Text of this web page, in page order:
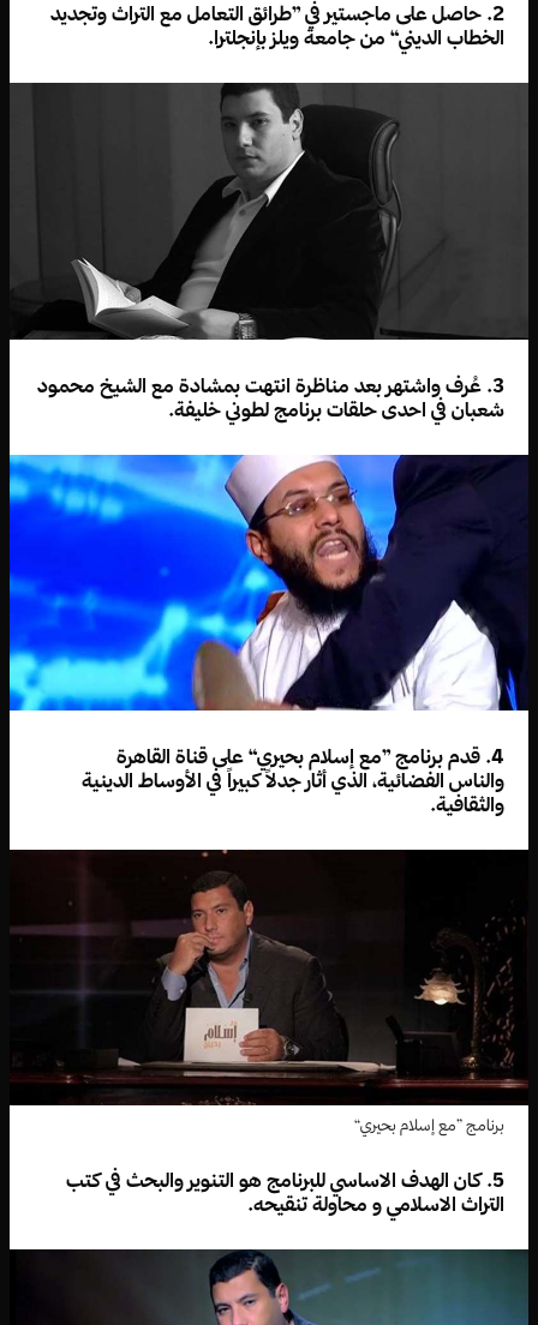
2. حاصل على ماجستير في ”طرائق التعامل مع التراث وتجديد
الخطاب الديني“ من جامعة ويلز بإنجلترا.
3. عُرف واشتهر بعد مناظرة انتهت بمشادة مع الشيخ محمود
شعبان في احدى حلقات برنامج لطوني خليفة.
4. قدم برنامج ”مع إسلام بحيري“ على قناة القاهرة
والناس الفضائية، الذي أثار جدلاً كبيراً في الأوساط الدينية
والثقافية.
برنامج ”مع إسلام بحيري“
5. كان الهدف الاساسي للبرنامج هو التنوير والبحث في كتب
التراث الاسلامي و محاولة تنقيحه.